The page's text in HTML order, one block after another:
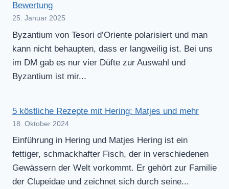
Bewertung
25. Januar 2025
Byzantium von Tesori d’Oriente polarisiert und man
kann nicht behaupten, dass er langweilig ist. Bei uns
im DM gab es nur vier Düfte zur Auswahl und
Byzantium ist mir...
5 köstliche Rezepte mit Hering: Matjes und mehr
18. Oktober 2024
Einführung in Hering und Matjes Hering ist ein
fettiger, schmackhafter Fisch, der in verschiedenen
Gewässern der Welt vorkommt. Er gehört zur Familie
der Clupeidae und zeichnet sich durch seine...